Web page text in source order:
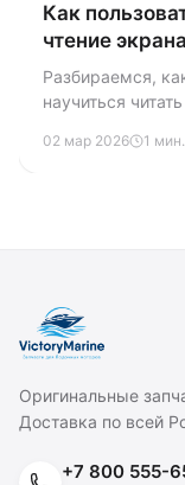
Как
чтение
Разбираемся,
научиться
меток.
02 мар 2026 1 мин.
Оригинальные
Доставка по всей
+7 800 555-